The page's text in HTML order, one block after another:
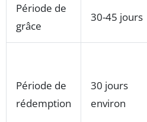
Période de
grâce
30-45 jours
Période de
rédemption
30 jours
environ